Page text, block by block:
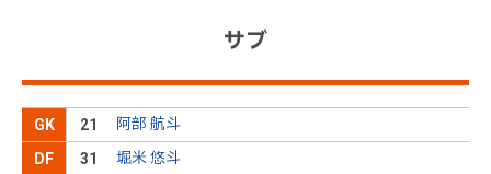
後半14分
けた小見が左足でクロスを送るが、味方には合わな
い
後半8分
キッカーは浮き球のボールをゴール前に送るが、相
手ＤＦにクリアされる
サブ
GK 21 阿部 航斗
DF 31 堀米 悠斗